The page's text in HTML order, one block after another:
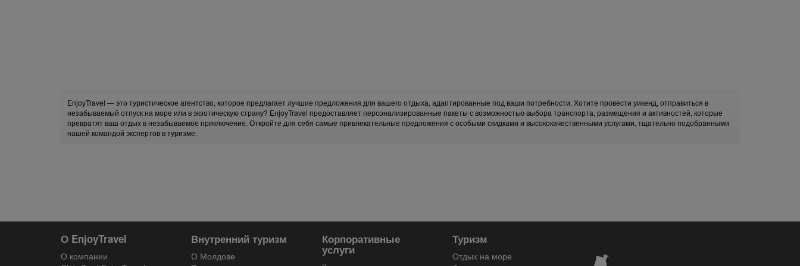
EnjoyTravel — это туристическое агентство, которое предлагает лучшие предложения для вашего отдыха, адаптированные под ваши потребности. Хотите провести уикенд, отправиться в
незабываемый отпуск на море или в экзотическую страну? EnjoyTravel предоставляет персонализированные пакеты с возможностью выбора транспорта, размещения и активностей, которые
превратят ваш отдых в незабываемое приключение. Откройте для себя самые привлекательные предложения с особыми скидками и высококачественными услугами, тщательно подобранными
нашей командой экспертов в туризме.
О EnjoyTravel
О компании
Внутренний туризм
О Молдове
Корпоративные
услуги
Туризм
Отдых на море